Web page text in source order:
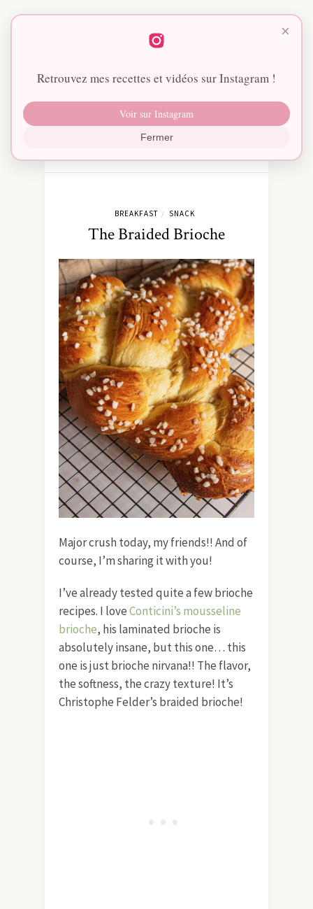
BREAKFAST / SNACK
The Braided Brioche
Major crush today, my friends!! And of
course, I’m sharing it with you!
I’ve already tested quite a few brioche
recipes. I loveConticini’s mousseline
brioche, his laminated brioche is
absolutely insane, but this one… this
one is just brioche nirvana!! The flavor,
the softness, the crazy texture! It’s
Christophe Felder’s braided brioche!
×
Retrouvez mes recettes et vidéos sur Instagram !
Voir sur Instagram
Fermer